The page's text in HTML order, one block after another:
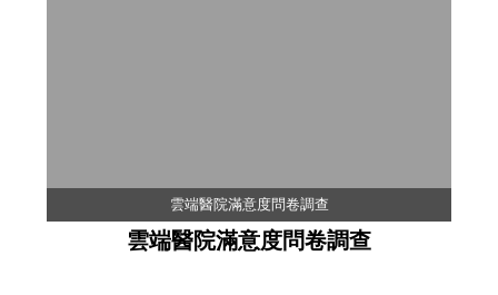
雲端醫院滿意度問卷調查
雲端醫院滿意度問卷調查